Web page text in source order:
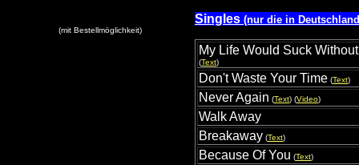
(mit Bestellmöglichkeit)
Singles (nur die in
My Life Would Suck
(Text)
Don't Waste Your Time (Text)
Never Again (Text) (Video)
Walk Away
Breakaway (Text)
Because Of You (Text)